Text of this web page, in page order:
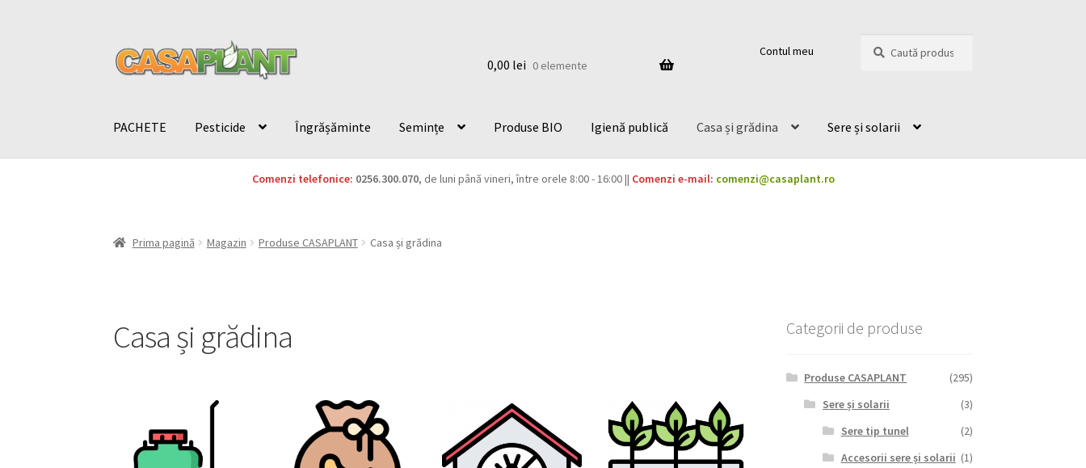
0,00 lei 0 elemente
Contul meu
după:
PACHETE Pesticide Îngrășăminte Semințe Produse BIO Igienă publică Casa și grădina Sere și solarii
Comenzi telefonice: 0256.300.070, de luni până vineri, între orele 8:00 - 16:00 || Comenzi e-mail: comenzi@casaplant.ro
Prima pagină Magazin Produse CASAPLANT Casa și grădina
Casa și grădina Categorii de produse
Produse CASAPLANT
(295)
Sere și solarii
(3)
Sere tip tunel
(2)
Accesorii sere și solarii (1)